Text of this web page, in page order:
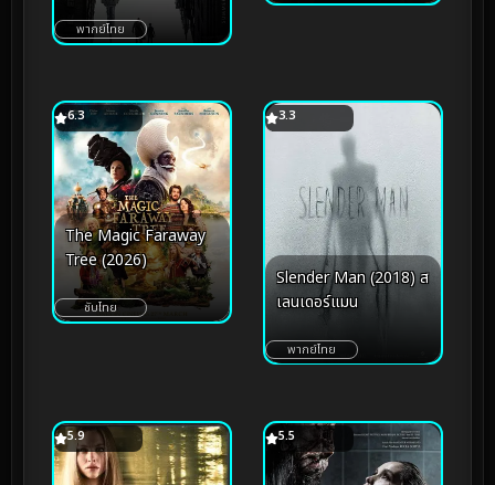
พากย์ไทย
6.3
The Magic Faraway
Tree (2026)
ซับไทย
3.3
Slender Man (2018) ส
เลนเดอร์แมน
พากย์ไทย
5.9 5.5